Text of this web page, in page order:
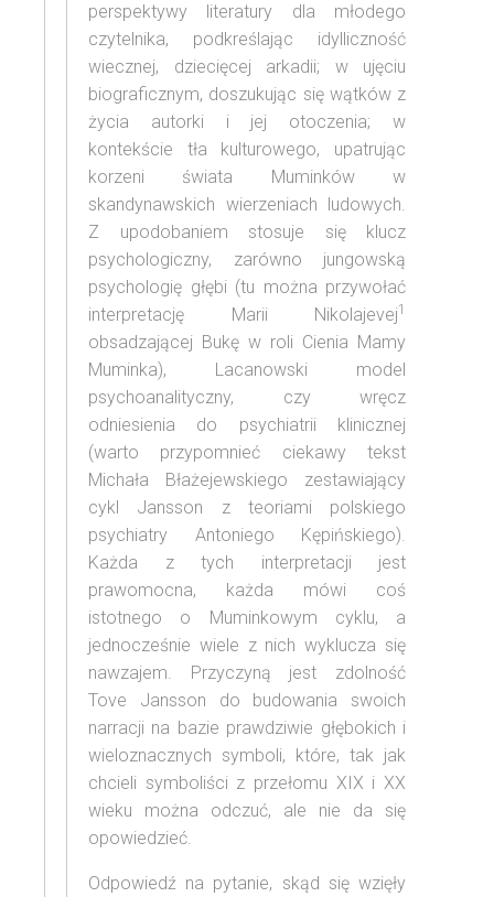
perspektywy literatury dla młodego
czytelnika, podkreślając idylliczność
wiecznej, dziecięcej arkadii; w ujęciu
biograficznym, doszukując się wątków z
życia autorki i jej otoczenia; w
kontekście tła kulturowego, upatrując
korzeni świata Muminków w
skandynawskich wierzeniach ludowych.
Z upodobaniem stosuje się klucz
psychologiczny, zarówno jungowską
psychologię głębi (tu można przywołać
interpretację Marii Nikolajevej1
obsadzającej Bukę w roli Cienia Mamy
Muminka), Lacanowski model
psychoanalityczny, czy wręcz
odniesienia do psychiatrii klinicznej
(warto przypomnieć ciekawy tekst
Michała Błażejewskiego zestawiający
cykl Jansson z teoriami polskiego
psychiatry Antoniego Kępińskiego).
Każda z tych interpretacji jest
prawomocna, każda mówi coś
istotnego o Muminkowym cyklu, a
jednocześnie wiele z nich wyklucza się
nawzajem. Przyczyną jest zdolność
Tove Jansson do budowania swoich
narracji na bazie prawdziwie głębokich i
wieloznacznych symboli, które, tak jak
chcieli symboliści z przełomu XIX i XX
wieku można odczuć, ale nie da się
opowiedzieć.
Odpowiedź na pytanie, skąd się wzięły